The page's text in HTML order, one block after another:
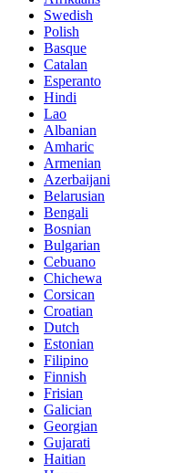
Swedish
Polish
Basque
Catalan
Esperanto
Hindi
Lao
Albanian
Amharic
Armenian
Azerbaijani
Belarusian
Bengali
Bosnian
Bulgarian
Cebuano
Chichewa
Corsican
Croatian
Dutch
Estonian
Filipino
Finnish
Frisian
Galician
Georgian
Gujarati
Haitian